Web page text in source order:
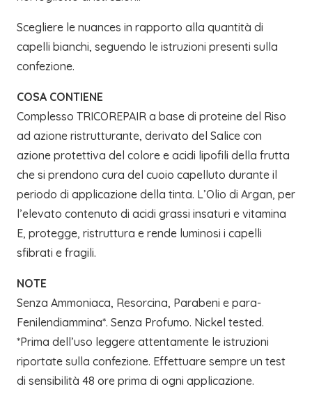
Scegliere le nuances in rapporto alla quantità di
capelli bianchi, seguendo le istruzioni presenti sulla
confezione.
COSA CONTIENE
Complesso TRICOREPAIR a base di proteine del Riso
ad azione ristrutturante, derivato del Salice con
azione protettiva del colore e acidi lipofili della frutta
che si prendono cura del cuoio capelluto durante il
periodo di applicazione della tinta. L’Olio di Argan, per
l’elevato contenuto di acidi grassi insaturi e vitamina
E, protegge, ristruttura e rende luminosi i capelli
sfibrati e fragili.
NOTE
Senza Ammoniaca, Resorcina, Parabeni e para-
Fenilendiammina*. Senza Profumo. Nickel tested.
*Prima dell’uso leggere attentamente le istruzioni
riportate sulla confezione. Effettuare sempre un test
di sensibilità 48 ore prima di ogni applicazione.